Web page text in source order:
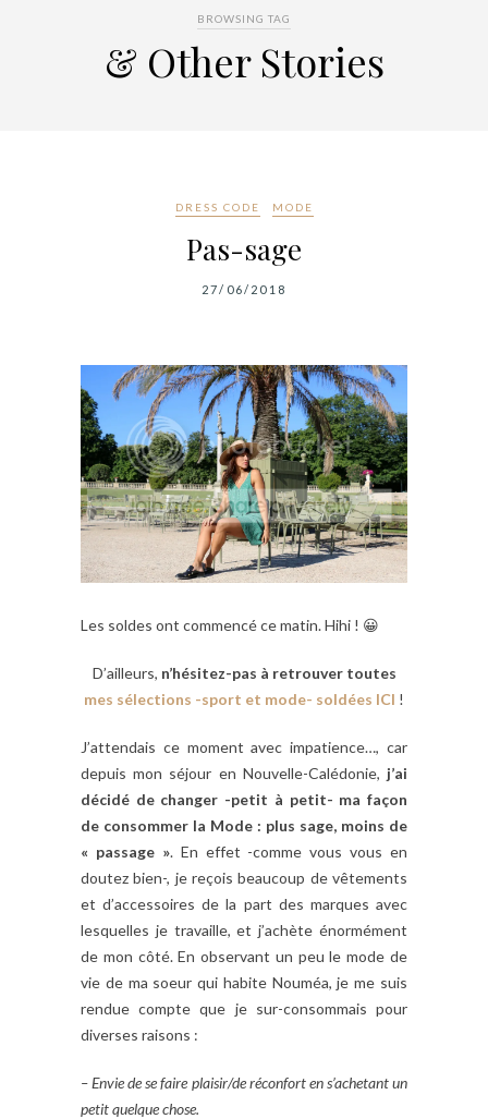
BROWSING TAG
& Other Stories
DRESS CODE MODE
Pas-sage
27/06/2018
Les soldes ont commencé ce matin. Hihi ! 😀
D’ailleurs, n’hésitez-pas à retrouver toutes
mes sélections -sport et mode- soldées ICI !
J’attendais ce moment avec impatience…, car
depuis mon séjour en Nouvelle-Calédonie, j’ai
décidé de changer -petit à petit- ma façon
de consommer la Mode : plus sage, moins de
« passage ». En effet -comme vous vous en
doutez bien-, je reçois beaucoup de vêtements
et d’accessoires de la part des marques avec
lesquelles je travaille, et j’achète énormément
de mon côté. En observant un peu le mode de
vie de ma soeur qui habite Nouméa, je me suis
rendue compte que je sur-consommais pour
diverses raisons :
– Envie de se faire plaisir/de réconfort en s’achetant un
petit quelque chose.